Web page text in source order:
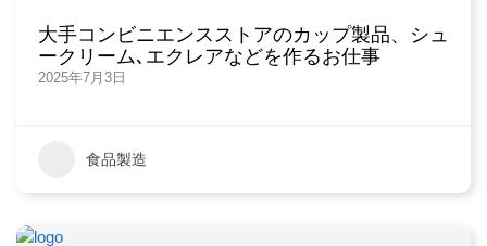
2025年7月3日
大手コンビニエンスストアのカップ製品、シュ
ークリーム､エクレアなどを作るお仕事
食品製造